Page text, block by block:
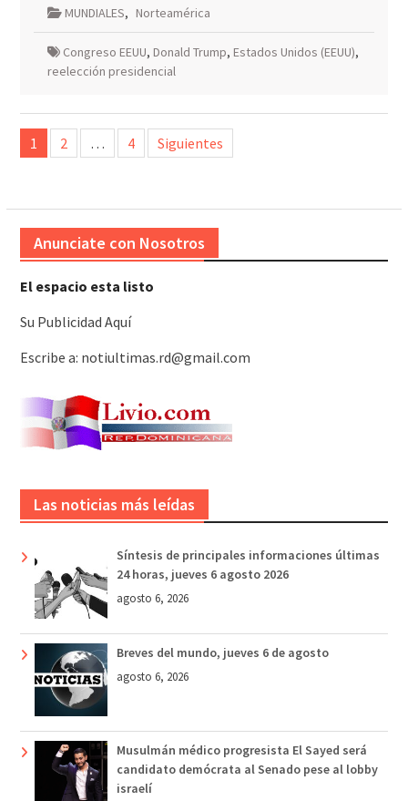
MUNDIALES, Norteamérica
Congreso EEUU, Donald Trump, Estados Unidos (EEUU),
reelección presidencial
Paginación
de
1 2 … 4 Siguientes
Anunciate con Nosotros
El espacio esta listo
Su Publicidad Aquí
Escribe a: notiultimas.rd@gmail.com
Las noticias más leídas
Síntesis de principales informaciones últimas
24 horas, jueves 6 agosto 2026
agosto 6, 2026
Breves del mundo, jueves 6 de agosto
agosto 6, 2026
Musulmán médico progresista El Sayed será
candidato demócrata al Senado pese al lobby
israelí